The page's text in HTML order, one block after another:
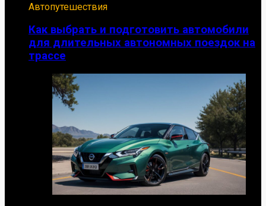
Автопутешествия
Как выбрать и подготовить автомобили
для длительных автономных поездок на
трассе